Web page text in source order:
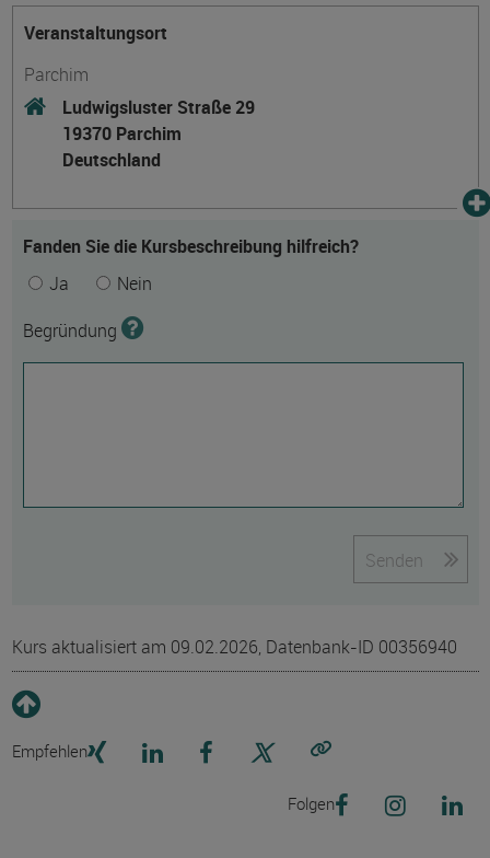
Veranstaltungsort
Parchim
Ludwigsluster Straße 29
19370 Parchim
Deutschland
Fanden Sie die Kursbeschreibung hilfreich?
Ja
Nein
Begründung
Senden
Kurs aktualisiert am 09.02.2026, Datenbank-ID 00356940
Empfehlen
Folgen